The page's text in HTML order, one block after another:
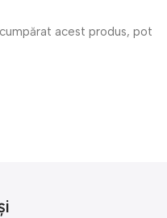
acest produs, pot